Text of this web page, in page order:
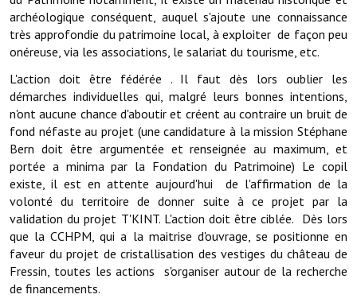
VOTRE MAIRIE
Elus et agents
L'équipe municipale
Le personnel municipal
Les moyens financiers
Note de synthèse financière
Rapport d'orientation budgétaire
Actions et projets
Projets et travaux en cours
archéologique conséquent, auquel s'ajoute une connaissance
très approfondie du patrimoine local, à exploiter de façon peu
onéreuse, via les associations, le salariat du tourisme, etc.
L'action doit être fédérée . Il faut dès lors oublier les
démarches individuelles qui, malgré leurs bonnes intentions,
n'ont aucune chance d'aboutir et créent au contraire un bruit de
fond néfaste au projet (une candidature à la mission Stéphane
Bern doit être argumentée et renseignée au maximum, et
portée a minima par la Fondation du Patrimoine) Le copil
existe, il est en attente aujourd'hui de l'affirmation de la
volonté du territoire de donner suite à ce projet par la
validation du projet T'KINT. L'action doit être ciblée. Dès lors
que la CCHPM, qui a la maitrise d'ouvrage, se positionne en
faveur du projet de cristallisation des vestiges du château de
Fressin, toutes les actions s'organiser autour de la recherche
de financements.